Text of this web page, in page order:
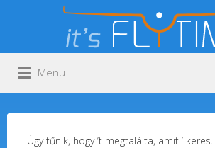
Keresés:
Menu
Úgy tűnik, hogy ’t megtalálta, amit ’